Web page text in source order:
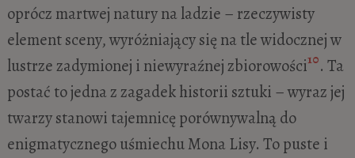
oprócz martwej natury na ladzie – rzeczywisty
element sceny, wyróżniający się na tle widocznej w
lustrze zadymionej i niewyraźnej zbiorowości10. Ta
postać to jedna z zagadek historii sztuki – wyraz jej
twarzy stanowi tajemnicę porównywalną do
enigmatycznego uśmiechu Mona Lisy. To puste i